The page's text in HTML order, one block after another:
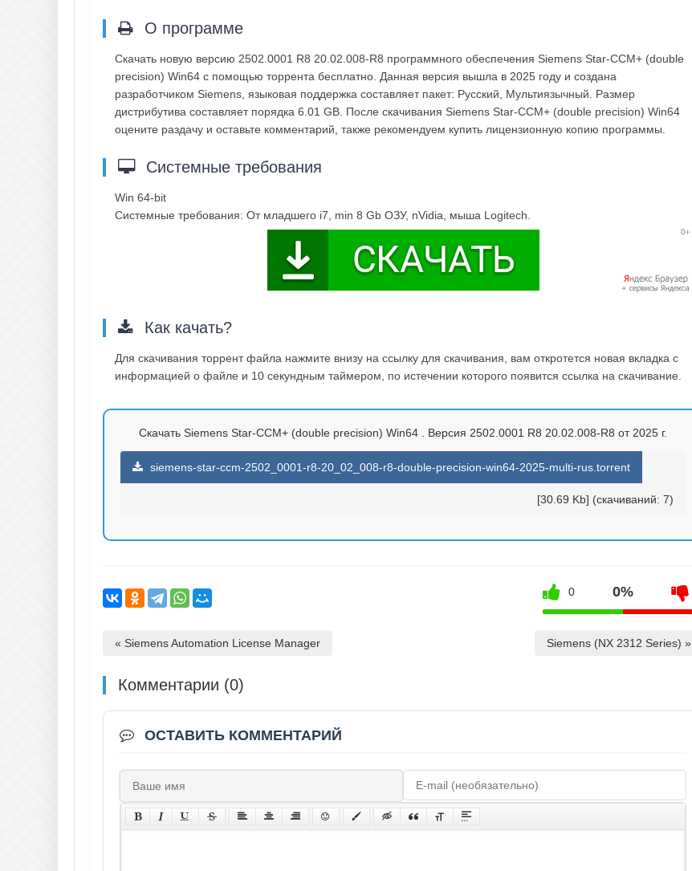
О программе
Скачать новую версию 2502.0001 R8 20.02.008-R8 программного обеспечения Siemens Star-CCM+ (double
precision) Win64 с помощью торрента бесплатно. Данная версия вышла в 2025 году и создана
разработчиком Siemens, языковая поддержка составляет пакет: Русский, Мультиязычный. Размер
дистрибутива составляет порядка 6.01 GB. После скачивания Siemens Star-CCM+ (double precision) Win64
оцените раздачу и оставьте комментарий, также рекомендуем купить лицензионную копию программы.
Системные требования
Win 64-bit
Системные требования: От младшего i7, min 8 Gb ОЗУ, nVidia, мыша Logitech.
Как качать?
Для скачивания торрент файла нажмите внизу на ссылку для скачивания, вам откротется новая вкладка с
информацией о файле и 10 секундным таймером, по истечении которого появится ссылка на скачивание.
Скачать Siemens Star-CCM+ (double precision) Win64 . Версия 2502.0001 R8 20.02.008-R8 от 2025 г.
siemens-star-ccm-2502_0001-r8-20_02_008-r8-double-precision-win64-2025-multi-rus.torrent
[30.69 Kb] (cкачиваний: 7)
0 0%
« Siemens Automation License Manager Siemens (NX 2312 Series) »
Комментарии (0)
ОСТАВИТЬ КОММЕНТАРИЙ